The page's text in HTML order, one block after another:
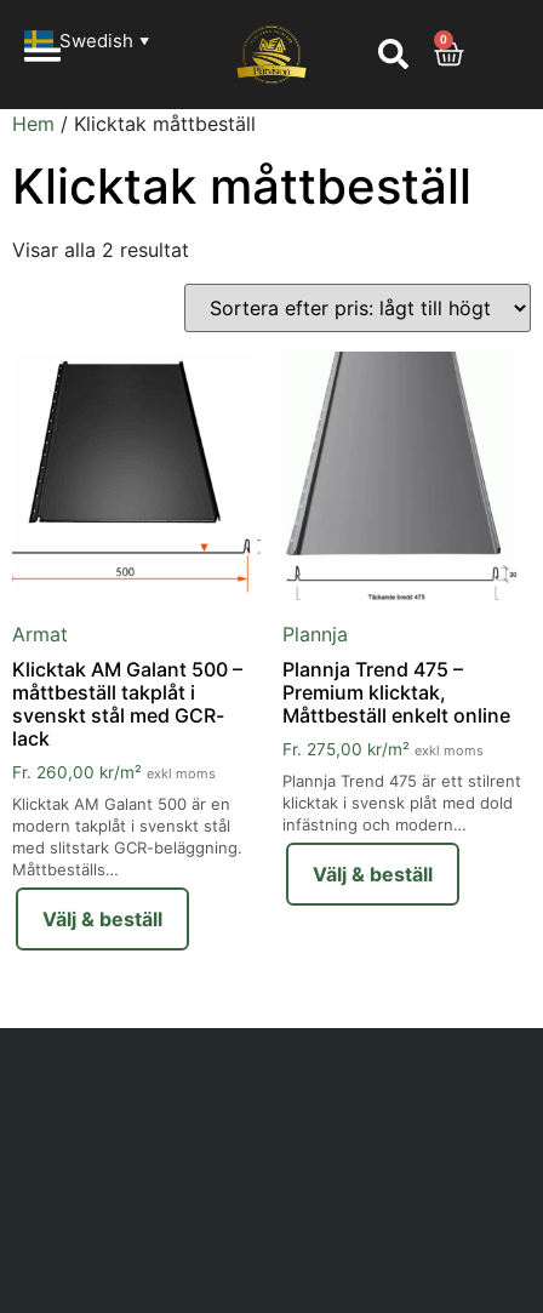
Swedish ▼ 0
Hem / Klicktak måttbeställ
Klicktak måttbeställ
Visar alla 2 resultat
Armat
Klicktak AM Galant 500 –
måttbeställ takplåt i
svenskt stål med GCR-
lack
Fr. 260,00 kr/m² exkl moms
Klicktak AM Galant 500 är en
modern takplåt i svenskt stål
med slitstark GCR-beläggning.
Måttbeställs…
Välj & beställ
Plannja
Plannja Trend 475 –
Premium klicktak,
Måttbeställ enkelt online
Fr. 275,00 kr/m² exkl moms
Plannja Trend 475 är ett stilrent
klicktak i svensk plåt med dold
infästning och modern…
Välj & beställ